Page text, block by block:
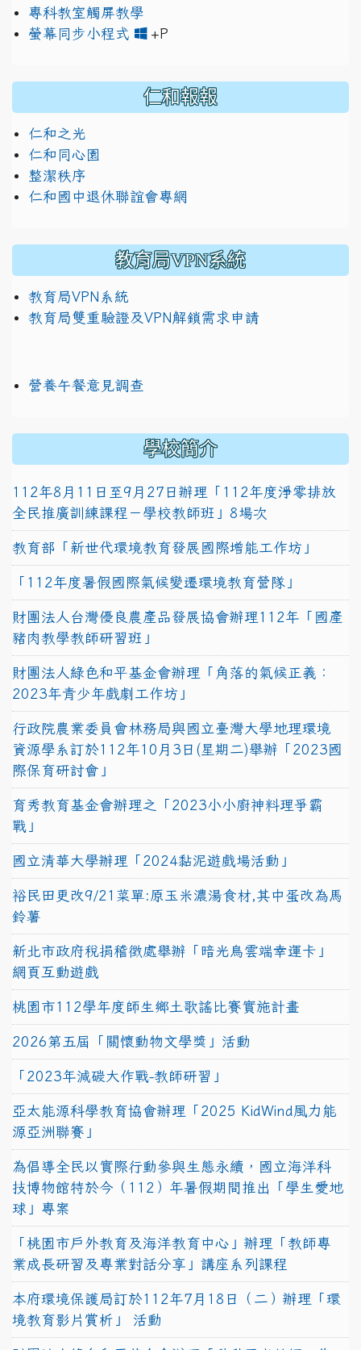
專科教室觸屏教學
螢幕同步小程式
+P
仁和報報
仁和之光
仁和同心園
整潔秩序
仁和國中退休聯誼會專網
教育局VPN系統
教育局VPN系統
教育局雙重驗證及VPN解鎖需求申請
營養午餐意見調查
學校簡介
112年8月11日至9月27日辦理「112年度淨零排放
全民推廣訓練課程－學校教師班」8場次
教育部「新世代環境教育發展國際增能工作坊」
「112年度暑假國際氣候變遷環境教育營隊」
財團法人台灣優良農產品發展協會辦理112年「國產
豬肉教學教師研習班」
財團法人綠色和平基金會辦理「角落的氣候正義：
2023年青少年戲劇工作坊」
行政院農業委員會林務局與國立臺灣大學地理環境
資源學系訂於112年10月3日(星期二)舉辦「2023國
際保育研討會」
育秀教育基金會辦理之「2023小小廚神料理爭霸
戰」
國立清華大學辦理「2024黏泥遊戲場活動」
裕民田更改9/21菜單:原玉米濃湯食材,其中蛋改為馬
鈴薯
新北市政府稅捐稽徵處舉辦「暗光鳥雲端幸運卡」
網頁互動遊戲
桃園市112學年度師生鄉土歌謠比賽實施計畫
2026第五屆「關懷動物文學獎」活動
「2023年減碳大作戰-教師研習」
亞太能源科學教育協會辦理「2025 KidWind風力能
源亞洲聯賽」
為倡導全民以實際行動參與生態永續，國立海洋科
技博物館特於今（112）年暑假期間推出「學生愛地
球」專案
「桃園市戶外教育及海洋教育中心」辦理「教師專
業成長研習及專業對話分享」講座系列課程
本府環境保護局訂於112年7月18日（二）辦理「環
境教育影片賞析」 活動